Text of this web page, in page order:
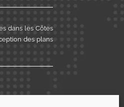
dans les Côtes
des plans